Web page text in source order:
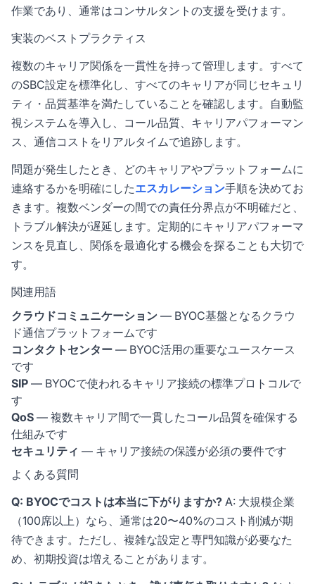
作業であり、通常はコンサルタントの支援を受けます。
実装のベストプラクティス
複数のキャリア関係を一貫性を持って管理します。すべて
のSBC設定を標準化し、すべてのキャリアが同じセキュリ
ティ・品質基準を満たしていることを確認します。自動監
視システムを導入し、コール品質、キャリアパフォーマン
ス、通信コストをリアルタイムで追跡します。
問題が発生したとき、どのキャリアやプラットフォームに
連絡するかを明確にしたエスカレーション手順を決めてお
きます。複数ベンダーの間での責任分界点が不明確だと、
トラブル解決が遅延します。定期的にキャリアパフォーマ
ンスを見直し、関係を最適化する機会を探ることも大切で
す。
関連用語
クラウドコミュニケーション — BYOC基盤となるクラウ
ド通信プラットフォームです
コンタクトセンター — BYOC活用の重要なユースケース
です
SIP — BYOCで使われるキャリア接続の標準プロトコルで
す
QoS — 複数キャリア間で一貫したコール品質を確保する
仕組みです
セキュリティ — キャリア接続の保護が必須の要件です
よくある質問
Q: BYOCでコストは本当に下がりますか? A: 大規模企業
（100席以上）なら、通常は20〜40%のコスト削減が期
待できます。ただし、複雑な設定と専門知識が必要なた
め、初期投資は増えることがあります。